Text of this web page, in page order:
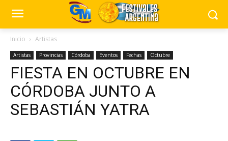
Inicio Artistas
Artistas Provincias Córdoba Eventos Fechas Octubre
FIESTA EN OCTUBRE EN
CÓRDOBA JUNTO A
SEBASTIÁN YATRA